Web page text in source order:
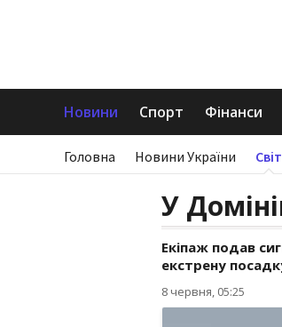
Новини Спорт Фінанси
Головна Новини України Світ
У
Екіпаж подав
екстрену
8 червня, 05:25